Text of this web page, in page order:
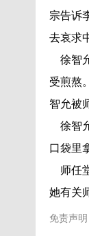
宗告诉
去哀求
徐智
受煎熬
智允被
徐智
口袋里
师任
她有关
免责声